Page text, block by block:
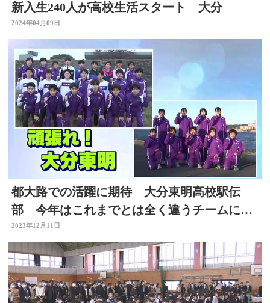
新入生240人が高校生活スタート 大分
2024年04月09日
都大路での活躍に期待 大分東明高校駅伝
部 今年はこれまでとは全く違うチームに
大分
2023年12月11日